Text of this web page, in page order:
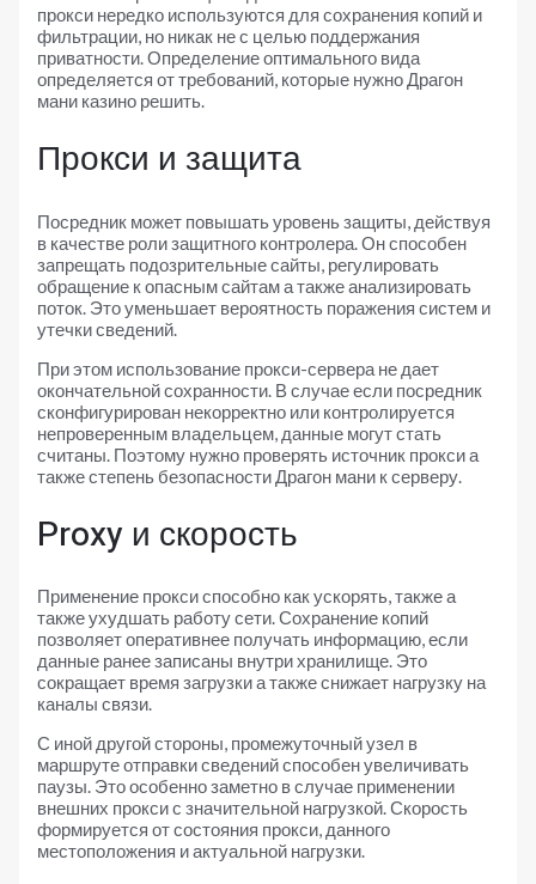
прокси нередко используются для сохранения копий и
фильтрации, но никак не с целью поддержания
приватности. Определение оптимального вида
определяется от требований, которые нужно Драгон
мани казино решить.
Прокси и защита
Посредник может повышать уровень защиты, действуя
в качестве роли защитного контролера. Он способен
запрещать подозрительные сайты, регулировать
обращение к опасным сайтам а также анализировать
поток. Это уменьшает вероятность поражения систем и
утечки сведений.
При этом использование прокси-сервера не дает
окончательной сохранности. В случае если посредник
сконфигурирован некорректно или контролируется
непроверенным владельцем, данные могут стать
считаны. Поэтому нужно проверять источник прокси а
также степень безопасности Драгон мани к серверу.
Proxy и скорость
Применение прокси способно как ускорять, также а
также ухудшать работу сети. Сохранение копий
позволяет оперативнее получать информацию, если
данные ранее записаны внутри хранилище. Это
сокращает время загрузки а также снижает нагрузку на
каналы связи.
С иной другой стороны, промежуточный узел в
маршруте отправки сведений способен увеличивать
паузы. Это особенно заметно в случае применении
внешних прокси с значительной нагрузкой. Скорость
формируется от состояния прокси, данного
местоположения и актуальной нагрузки.